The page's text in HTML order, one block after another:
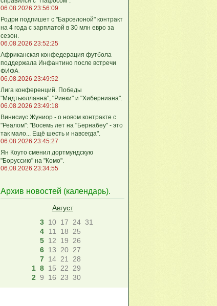
06.08.2026 23:56:09
Родри подпишет с "Барселоной" контракт
на 4 года с зарплатой в 30 млн евро за
сезон.
06.08.2026 23:52:25
Африканская конфедерация футбола
поддержала Инфантино после встречи
ФИФА.
06.08.2026 23:49:52
Лига кoнференций. Победы
"Мидтьюлланна", "Риеки" и "Хиберниана".
06.08.2026 23:49:18
Винисиус Жуниор - о новом контракте с
"Реалом": "Восемь лет на "Бернабеу" - это
так мало... Ещё шесть и навсегда".
06.08.2026 23:45:27
Ян Коуто сменил дортмундскую
"Боруссию" на "Комо".
06.08.2026 23:34:55
Архив новостей (календарь).
Август
3 10 17 24 31
4
11 18
25
5 12 19
26
6 13 20 27
7 14 21
28
1 8 15 22
29
2 9 16 23 30